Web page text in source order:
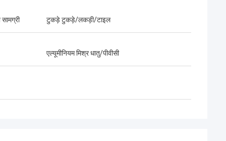
टुकड़े टुकड़े/लकड़ी/टाइल
एल्यूमीनियम मिश्र धातु/पीवीसी